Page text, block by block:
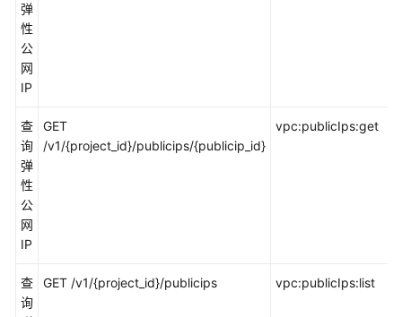
计
费
入
南
弹
性
公
网
IP
查
询
弹
性
公
网
IP
GET
/v1/{project_id}/publicips/{publicip_id}
vpc:publicIps:get
查
询
GET /v1/{project_id}/publicips vpc:publicIps:list